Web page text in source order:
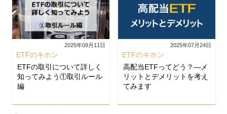
2025年09月11日
ETFのキホン
ETFの取引について詳しく
知ってみよう①取引ルール
編
2025年07月24日
ETFのキホン
高配当ETFってどう？―メ
リットとデメリットを考え
てみます